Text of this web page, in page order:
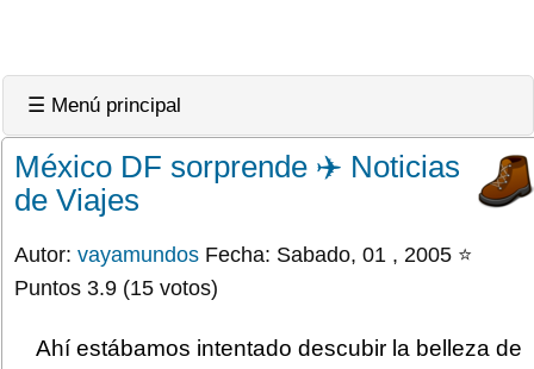
☰ Menú principal
México DF sorprende ✈️ Noticias
de Viajes
Autor: vayamundos Fecha: Sabado, 01 , 2005 ⭐
Puntos 3.9 (15 votos)
Ahí estábamos intentado descubir la belleza de